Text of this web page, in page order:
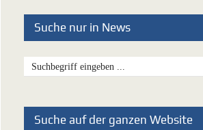
Suche nur in News
Suche auf der ganzen Website